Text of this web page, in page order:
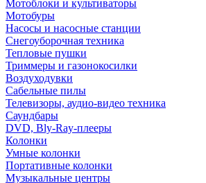
Мотоблоки и культиваторы
Мотобуры
Насосы и насосные станции
Снегоуборочная техника
Тепловые пушки
Триммеры и газонокосилки
Воздуходувки
Сабельные пилы
Телевизоры, аудио-видео техника
Саундбары
DVD, Bly-Ray-плееры
Колонки
Умные колонки
Портативные колонки
Музыкальные центры